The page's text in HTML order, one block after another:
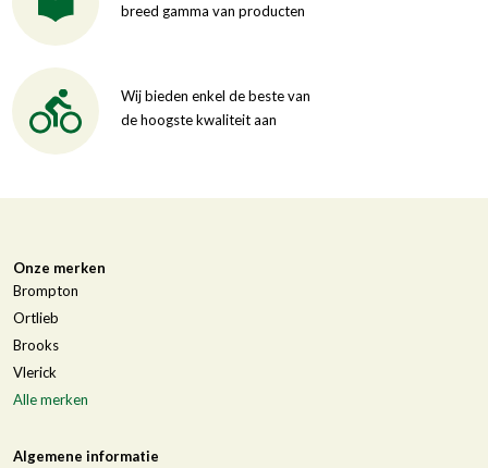
breed gamma van producten
Wij bieden enkel de beste van
de hoogste kwaliteit aan
Onze merken
Brompton
Ortlieb
Brooks
Vlerick
Alle merken
Algemene informatie